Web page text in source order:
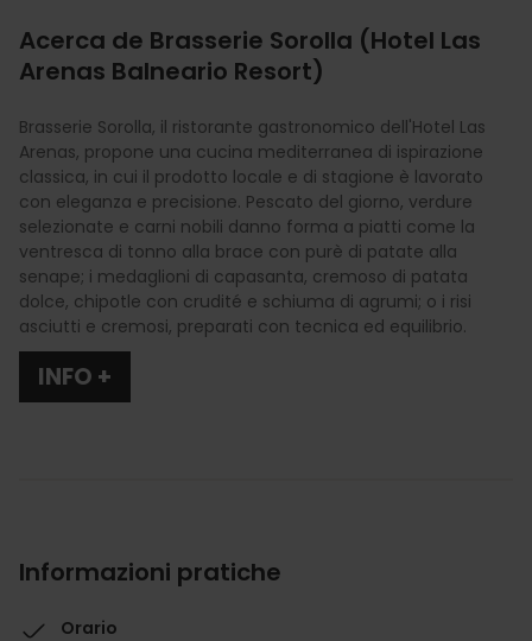
Acerca de Brasserie Sorolla (Hotel Las
Arenas Balneario Resort)
Brasserie Sorolla, il ristorante gastronomico dell'Hotel Las
Arenas, propone una cucina mediterranea di ispirazione
classica, in cui il prodotto locale e di stagione è lavorato
con eleganza e precisione. Pescato del giorno, verdure
selezionate e carni nobili danno forma a piatti come la
ventresca di tonno alla brace con purè di patate alla
senape; i medaglioni di capasanta, cremoso di patata
dolce, chipotle con crudité e schiuma di agrumi; o i risi
asciutti e cremosi, preparati con tecnica ed equilibrio.
INFO +
Informazioni pratiche
Orario